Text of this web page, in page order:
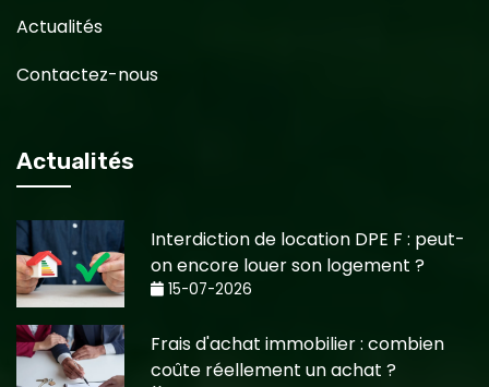
Actualités
Contactez-nous
Actualités
Interdiction de location DPE F : peut-
on encore louer son logement ?
15-07-2026
Frais d'achat immobilier : combien
coûte réellement un achat ?